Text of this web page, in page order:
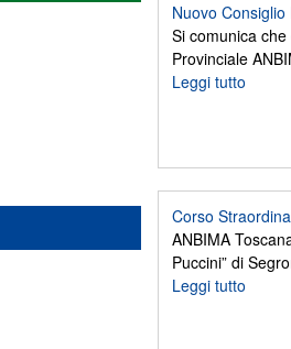
Nuovo Consiglio
Si comunica
Provinciale
Leggi tutto
Corso
ANBIMA
Puccini” di
Leggi tutto